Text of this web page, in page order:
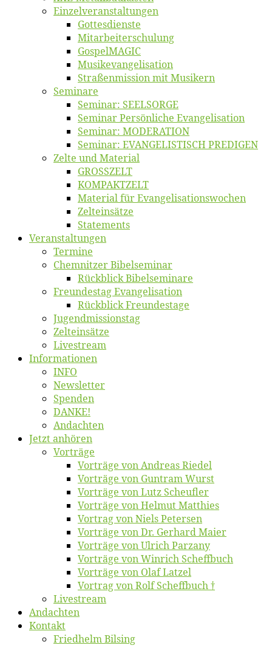
Einzelver­an­stal­tungen
Got­tes­diens­te
Mitarbeiter­schulung
Gos­pel­MA­GIC
Musikevan­ge­li­sa­tion
Straßenmis­sion mit Musikern
Se­mi­na­re
Se­mi­nar: SEELSORGE
Se­mi­nar Per­sön­li­che Evangelisation
Se­mi­nar: MODERATION
Se­mi­nar: EVANGELISTISCH PREDIGEN
Zel­te und Material
GROSSZELT
KOMPAKTZELT
Ma­te­ri­al für Evangelisationswochen
Zelt­ein­sät­ze
State­ments
Ver­an­stal­tun­gen
Ter­mi­ne
Chemnit­zer Bibelseminar
Rück­blick Bibelseminare
Freun­des­tag Evangelisation
Rück­blick Freundestage
Jugend­mis­sions­tag
Zelt­ein­sät­ze
Live­stream
Informatio­nen
INFO
News­let­ter
Spen­den
DANKE!
An­dach­ten
Jetzt an­hö­ren
Vor­trä­ge
Vor­trä­ge von An­dre­as Riedel
Vor­trä­ge von Gun­tram Wurst
Vor­trä­ge von Lutz Scheufler
Vor­trä­ge von Hel­mut Matthies
Vor­trag von Niels Petersen
Vor­trä­ge von Dr. Ger­hard Maier
Vor­trä­ge von Ul­rich Parzany
Vor­trä­ge von Win­rich Scheffbuch
Vor­trä­ge von Olaf Latzel
Vor­trag von Rolf Scheffbuch †
Live­stream
An­dach­ten
Kon­takt
Fried­helm Bilsing